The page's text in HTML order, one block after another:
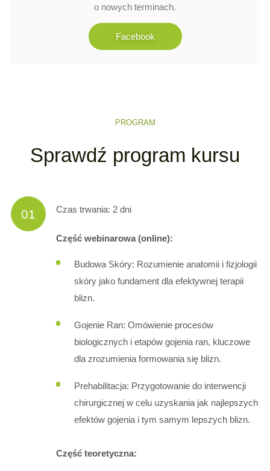
o nowych terminach.
Facebook
PROGRAM
Sprawdź program kursu
01 Czas trwania: 2 dni
Część webinarowa (online):
Budowa Skóry: Rozumienie anatomii i fizjologii
skóry jako fundament dla efektywnej terapii
blizn.
Gojenie Ran: Omówienie procesów
biologicznych i etapów gojenia ran, kluczowe
dla zrozumienia formowania się blizn.
Prehabilitacja: Przygotowanie do interwencji
chirurgicznej w celu uzyskania jak najlepszych
efektów gojenia i tym samym lepszych blizn.
Część teoretyczna: